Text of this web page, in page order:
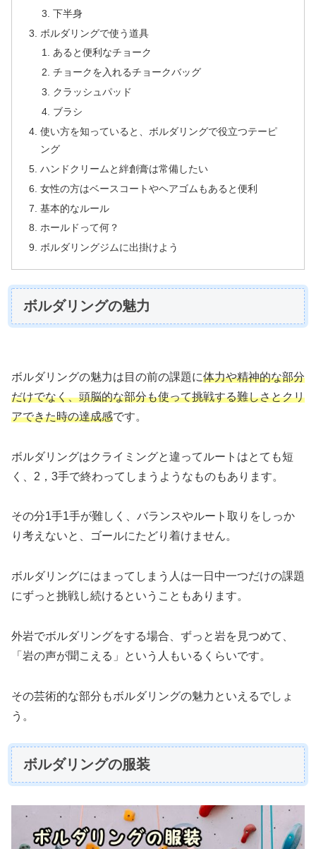
下半身
ボルダリングで使う道具
あると便利なチョーク
チョークを入れるチョークバッグ
クラッシュパッド
ブラシ
使い方を知っていると、ボルダリングで役立つテーピ
ング
ハンドクリームと絆創膏は常備したい
女性の方はベースコートやヘアゴムもあると便利
基本的なルール
ホールドって何？
ボルダリングジムに出掛けよう
ボルダリングの魅力
ボルダリングの魅力は目の前の課題に体力や精神的な部分
だけでなく、頭脳的な部分も使って挑戦する難しさとクリ
アできた時の達成感です。
ボルダリングはクライミングと違ってルートはとても短
く、2，3手で終わってしまうようなものもあります。
その分1手1手が難しく、バランスやルート取りをしっか
り考えないと、ゴールにたどり着けません。
ボルダリングにはまってしまう人は一日中一つだけの課題
にずっと挑戦し続けるということもあります。
外岩でボルダリングをする場合、ずっと岩を見つめて、
「岩の声が聞こえる」という人もいるくらいです。
その芸術的な部分もボルダリングの魅力といえるでしょ
う。
ボルダリングの服装